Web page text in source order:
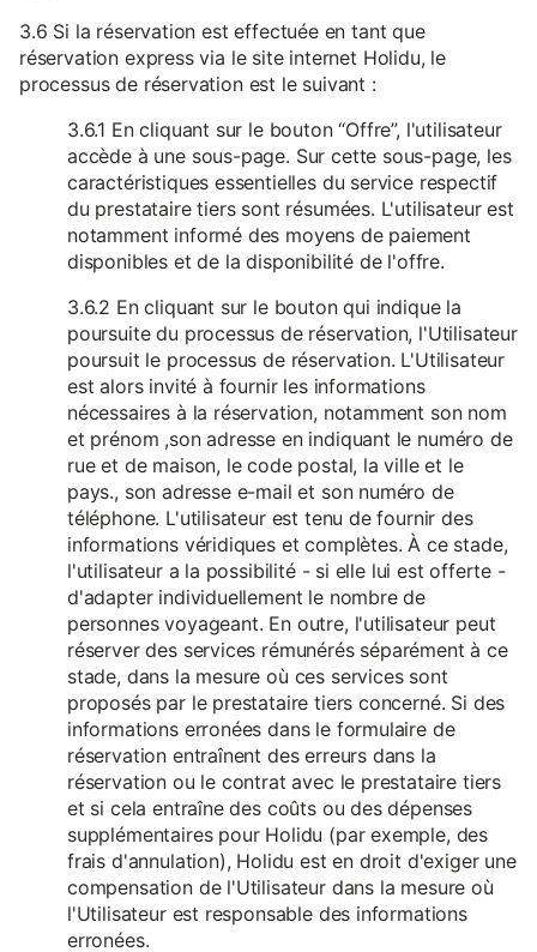
3.6 Si la réservation est effectuée en tant que
réservation express via le site internet Holidu, le
processus de réservation est le suivant :
3.6.1 En cliquant sur le bouton “Offre”, l'utilisateur
accède à une sous-page. Sur cette sous-page, les
caractéristiques essentielles du service respectif
du prestataire tiers sont résumées. L'utilisateur est
notamment informé des moyens de paiement
disponibles et de la disponibilité de l'offre.
3.6.2 En cliquant sur le bouton qui indique la
poursuite du processus de réservation, l'Utilisateur
poursuit le processus de réservation. L'Utilisateur
est alors invité à fournir les informations
nécessaires à la réservation, notamment son nom
et prénom ,son adresse en indiquant le numéro de
rue et de maison, le code postal, la ville et le
pays., son adresse e-mail et son numéro de
téléphone. L'utilisateur est tenu de fournir des
informations véridiques et complètes. À ce stade,
l'utilisateur a la possibilité - si elle lui est offerte -
d'adapter individuellement le nombre de
personnes voyageant. En outre, l'utilisateur peut
réserver des services rémunérés séparément à ce
stade, dans la mesure où ces services sont
proposés par le prestataire tiers concerné. Si des
informations erronées dans le formulaire de
réservation entraînent des erreurs dans la
réservation ou le contrat avec le prestataire tiers
et si cela entraîne des coûts ou des dépenses
supplémentaires pour Holidu (par exemple, des
frais d'annulation), Holidu est en droit d'exiger une
compensation de l'Utilisateur dans la mesure où
l'Utilisateur est responsable des informations
erronées.